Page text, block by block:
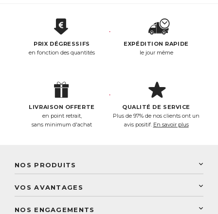
PRIX DÉGRESSIFS
en fonction des quantités
EXPÉDITION RAPIDE
le jour même
LIVRAISON OFFERTE
en point retrait,
sans minimum d'achat
QUALITÉ DE SERVICE
Plus de 97% de nos clients ont un
avis positif. En savoir plus
NOS PRODUITS
Laboratoire Landais
VOS AVANTAGES
NOS ENGAGEMENTS